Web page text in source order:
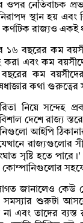
ওপর নেতিবাচক
স্থান হয়
রাজ্যও একই
১৬ বছরের কম
করা এবং কম
১৫ বছরের কম
কথা গুরুত্বের
নিয়ে সন্দেহ
দেশে রাজ্য
আইপি
রাজ্যগুলোর
সৃষ্টি হতে পারে।'
কোম্পানিগুলোর
জানালেও কেউ
সমস্যার শুরুটা
না এবং তাদের